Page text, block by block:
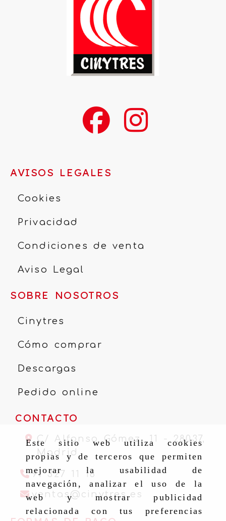
Este sitio web utiliza cookies
propias y de terceros que permiten
mejorar la usabilidad de
navegación, analizar el uso de la
web y mostrar publicidad
relacionada con tus preferencias
AVISOS LEGALES
Cookies
Privacidad
Condiciones de venta
Aviso Legal
SOBRE NOSOTROS
Cinytres
Cómo comprar
Descargas
Pedido online
CONTACTO
C/ Alfonso Gómez, 11 - 28037,
Madrid
91 327 11 16
ventas cinytres.es ventas